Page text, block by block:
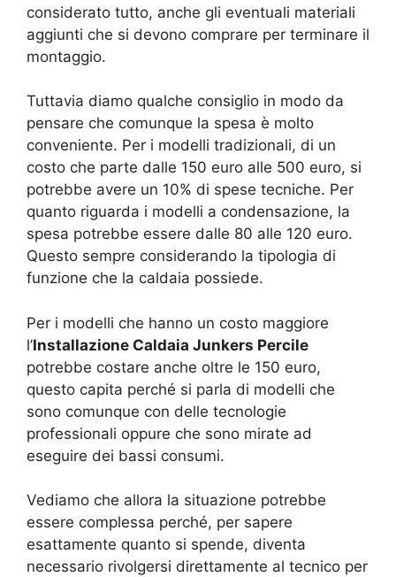
considerato tutto, anche gli eventuali materiali
aggiunti che si devono comprare per terminare il
montaggio.
Tuttavia diamo qualche consiglio in modo da
pensare che comunque la spesa è molto
conveniente. Per i modelli tradizionali, di un
costo che parte dalle 150 euro alle 500 euro, si
potrebbe avere un 10% di spese tecniche. Per
quanto riguarda i modelli a condensazione, la
spesa potrebbe essere dalle 80 alle 120 euro.
Questo sempre considerando la tipologia di
funzione che la caldaia possiede.
Per i modelli che hanno un costo maggiore
l’Installazione Caldaia Junkers Percile
potrebbe costare anche oltre le 150 euro,
questo capita perché si parla di modelli che
sono comunque con delle tecnologie
professionali oppure che sono mirate ad
eseguire dei bassi consumi.
Vediamo che allora la situazione potrebbe
essere complessa perché, per sapere
esattamente quanto si spende, diventa
necessario rivolgersi direttamente al tecnico per